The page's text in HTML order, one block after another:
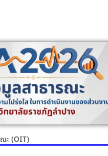
ะ (OIT)